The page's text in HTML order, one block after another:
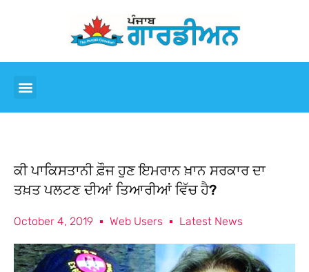
ਕੀ ਪਾਕਿਸਤਾਨੀ ਫ਼ੌਜ ਹੁਣ ਇਮਰਾਨ ਖ਼ਾਨ ਸਰਕਾਰ ਦਾ
ਤਖ਼ਤ ਪਲਟਣ ਦੀਆਂ ਤਿਆਰੀਆਂ ਵਿੱਚ ਹੈ?
October 4, 2019 Web Users Latest News